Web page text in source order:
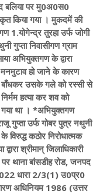
बलिया पर मु0अ0स0
किया गया । मुकदमें की
1.योगेन्द्र तुरहा उर्फ जोगी
गुप्ता निवासीगण ग्राम
अभियुक्तगण के द्वारा
हो जाने के कारण
बाँधकर उसके गले को रस्सी से
हत्या कर शव को
गया था । *अभियुक्तगण
गुप्ता उर्फ गोबर पुत्र नथुनी
विरुद्ध कठोर निरोधात्मक
श्रीमान् जिलाधिकारी
थाना बांसडीह रोड, जनपद
धारा 2/3(1) उ0प्र0
अधिनियम 1986 (उत्तर